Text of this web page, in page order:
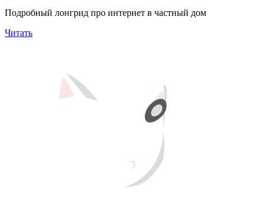
Подробный лонгрид про интернет в частный дом
Читать